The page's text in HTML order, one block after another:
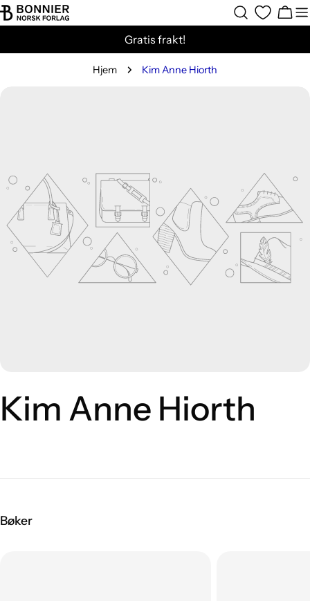
Hopp
til
Gratis frakt!
Hjem Kim Anne Hiorth
Kim Anne Hiorth
Bøker